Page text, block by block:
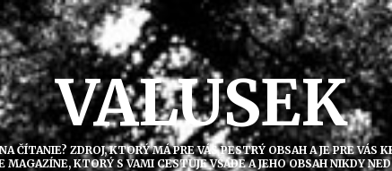
VALUSEK
ČÍTANIE? ZDROJ, KTORÝ MÁ PRE VÁS PESTRÝ OBSAH A JE PRE
MAGAZÍNE, KTORÝ S VAMI CESTUJE VŠADE A JEHO OBSAH NIKDY